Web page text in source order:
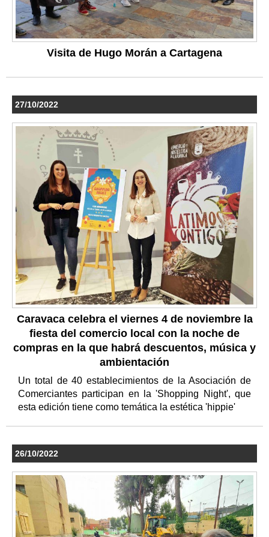
Visita de Hugo Morán a Cartagena
27/10/2022
Caravaca celebra el viernes 4 de noviembre la
fiesta del comercio local con la noche de
compras en la que habrá descuentos, música y
ambientación
Un total de 40 establecimientos de la Asociación de
Comerciantes participan en la 'Shopping Night', que
esta edición tiene como temática la estética 'hippie'
26/10/2022